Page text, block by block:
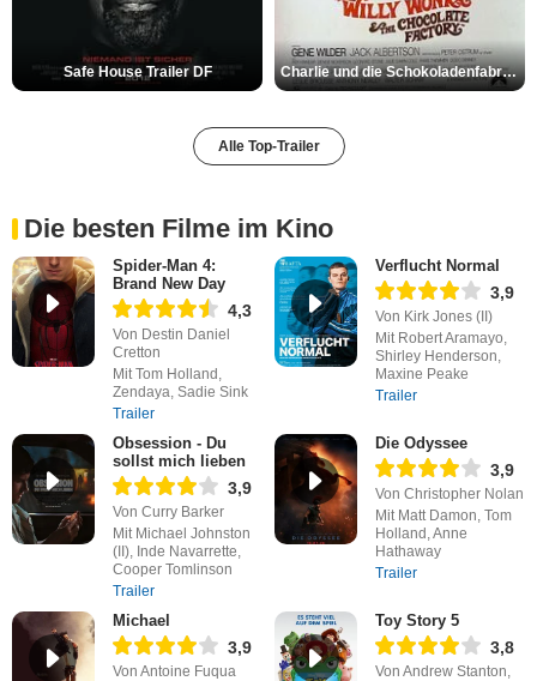
Safe House Trailer DF Charlie und die Schokoladenfabrik Trailer OV
Alle Top-Trailer
Die besten Filme im Kino
Spider-Man 4:
Brand New Day
4,3
Von Destin Daniel
Cretton
Mit Tom Holland,
Zendaya, Sadie Sink
Trailer
Verflucht Normal
3,9
Von Kirk Jones (II)
Mit Robert Aramayo,
Shirley Henderson,
Maxine Peake
Trailer
Obsession - Du
sollst mich lieben
3,9
Von Curry Barker
Mit Michael Johnston
(II), Inde Navarrette,
Cooper Tomlinson
Trailer
Die Odyssee
3,9
Von Christopher Nolan
Mit Matt Damon, Tom
Holland, Anne
Hathaway
Trailer
Michael
3,9
Von Antoine Fuqua
Toy Story 5
3,8
Von Andrew Stanton,